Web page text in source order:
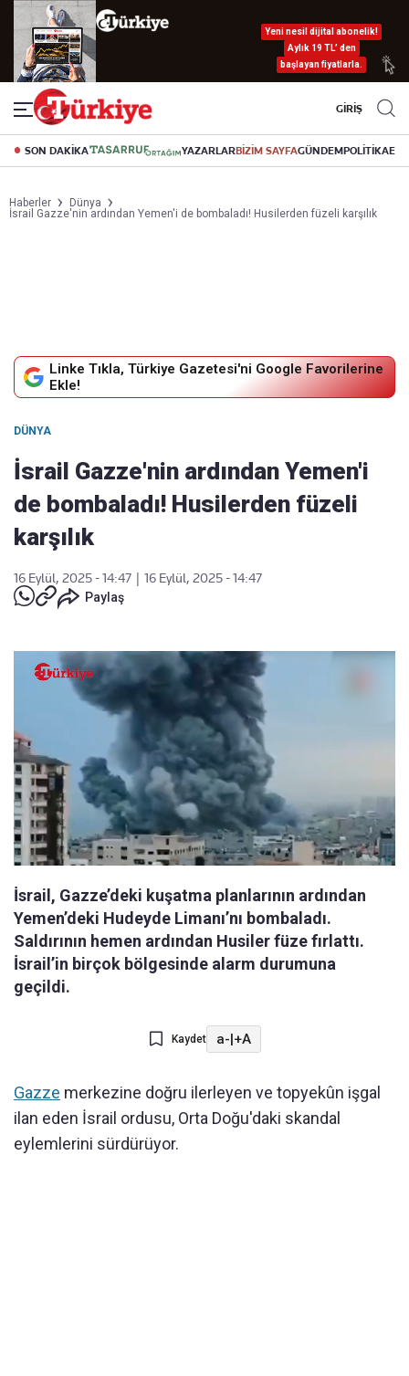
Yeni nesil dijital abonelik!
Aylık 19 TL’ den
başlayan fiyatlarla.
GİRİŞ
SON DAKİKA YAZARLARBİZİM SAYFAGÜNDEMPOLİTİKA
Haberler
Dünya
İsrail Gazze'nin ardından Yemen'i de bombaladı! Husilerden füzeli karşılık
Linke Tıkla, Türkiye Gazetesi'ni Google Favorilerine
Ekle!
DÜNYA
İsrail Gazze'nin ardından Yemen'i
de bombaladı! Husilerden füzeli
karşılık
16 Eylül, 2025 - 14:47
16 Eylül, 2025 - 14:47
Paylaş
İsrail, Gazze’deki kuşatma planlarının ardından
Yemen’deki Hudeyde Limanı’nı bombaladı.
Saldırının hemen ardından Husiler füze fırlattı.
İsrail’in birçok bölgesinde alarm durumuna
geçildi.
Kaydet a-|+A
Gazze merkezine doğru ilerleyen ve topyekûn işgal
ilan eden İsrail ordusu, Orta Doğu'daki skandal
eylemlerini sürdürüyor.